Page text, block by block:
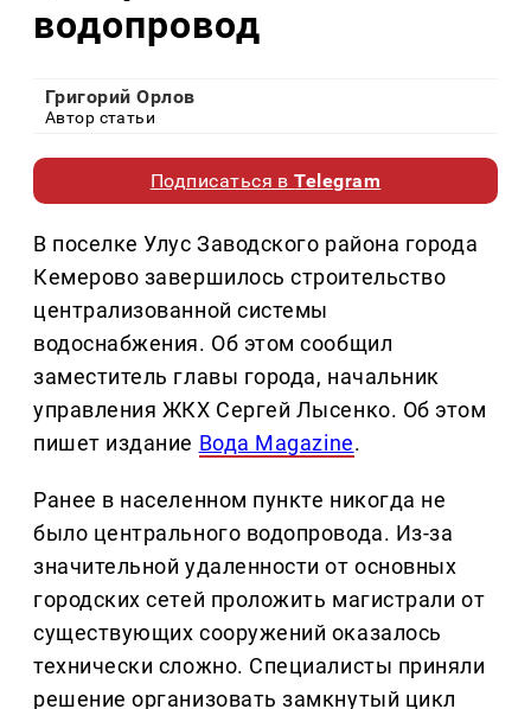
водопровод
Григорий Орлов
Автор статьи
Подписаться вTelegram
В поселке Улус Заводского района города
Кемерово завершилось строительство
централизованной системы
водоснабжения. Об этом сообщил
заместитель главы города, начальник
управления ЖКХ Сергей Лысенко. Об этом
пишет издание Вода Magazine.
Ранее в населенном пункте никогда не
было центрального водопровода. Из-за
значительной удаленности от основных
городских сетей проложить магистрали от
существующих сооружений оказалось
технически сложно. Специалисты приняли
решение организовать замкнутый цикл